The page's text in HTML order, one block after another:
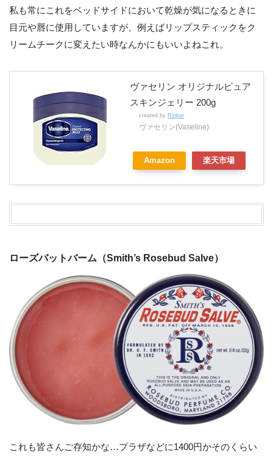
私も常にこれをベッドサイドにおいて乾燥が気になるときに
目元や唇に使用していますが、例えばリップスティックをク
リームチークに変えたい時なんかにもいいよねこれ。
ヴァセリン オリジナルピュア
スキンジェリー 200g
created by Rinker
ヴァセリン(Vaseline)
Amazon 楽天市場
ローズバットバーム（Smith’s Rosebud Salve）
これも皆さんご存知かな…プラザなどに1400円かそのくらい